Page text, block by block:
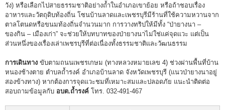
วัง) หรือเลือกไปสายธรรมชาติอย่างถ้ำในอำเภอเขาย้อย หรือถ้าชอบเรื่อง
อาหารและวัตถุดิบท้องถิ่น โซนบ้านลาดและเพชรบุรีมีร้านที่ใช้ความหวานจาก
ตาลโตนดหรือขนมท้องถิ่นจำนวนมาก การวางทริปให้มีทั้ง “ป่ายางนา –
ของกิน – เมืองเก่า” จะช่วยให้บทบาทของป่ายางนาไม่ใช่แค่จุดแวะ แต่เป็น
ส่วนหนึ่งของเรื่องเล่าเพชรบุรีที่ต่อเนื่องทั้งธรรมชาติและวัฒนธรรม
การเดินทาง ขับตามถนนเพชรเกษม (ทางหลวงหมายเลข 4) ช่วงผ่านพื้นที่บ้าน
หนองช้างตาย ตำบลถ้ำรงค์ อำเภอบ้านลาด จังหวัดเพชรบุรี (แนวป่ายางนาอยู่
สองข้างทาง) หากต้องการจุดแวะชมที่เหมาะสมและปลอดภัย แนะนำติดต่อ
สอบถามข้อมูลกับ อบต.ถ้ำรงค์ โทร. 032-491-467